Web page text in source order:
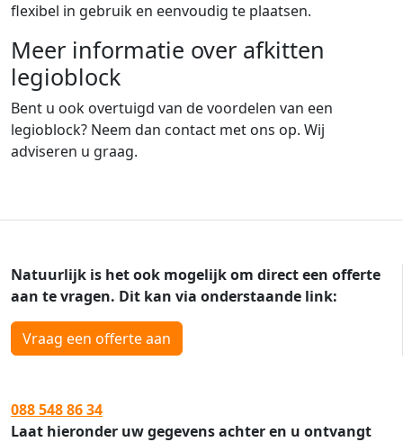
flexibel in gebruik en eenvoudig te plaatsen.
Meer informatie over afkitten
legioblock
Bent u ook overtuigd van de voordelen van een
legioblock? Neem dan contact met ons op. Wij
adviseren u graag.
Natuurlijk is het ook mogelijk om direct een offerte
aan te vragen. Dit kan via onderstaande link:
Vraag een offerte aan
088 548 86 34
Laat hieronder uw gegevens achter en u ontvangt